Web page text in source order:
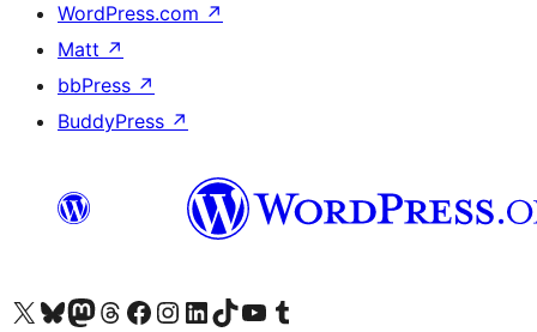
WordPress.com ↗
Matt ↗
bbPress ↗
BuddyPress ↗
Visit our X (formerly Twitter) account
Visit our Bluesky account
Twitter csatornánk
Visit our Threads account
Facebook oldalunk megtekintése
Visit our Instagram account
Visit our LinkedIn account
Visit our TikTok account
Visit our YouTube channel
Visit our Tumblr account